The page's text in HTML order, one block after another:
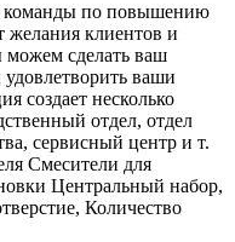
по повышению
желания клиентов и
сделать ваш
ваши
создает несколько
отдел, отдел
сервисный центр и т.
Смесители для
Центральный набор,
Количество